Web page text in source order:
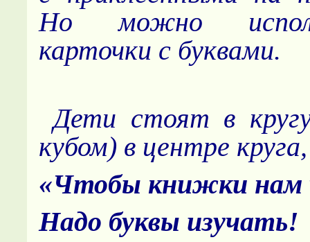
Но можно
карточки с буквами.
Дети стоят в
кубом) в центре
«Чтобы книжки нам
Надо буквы изучать!